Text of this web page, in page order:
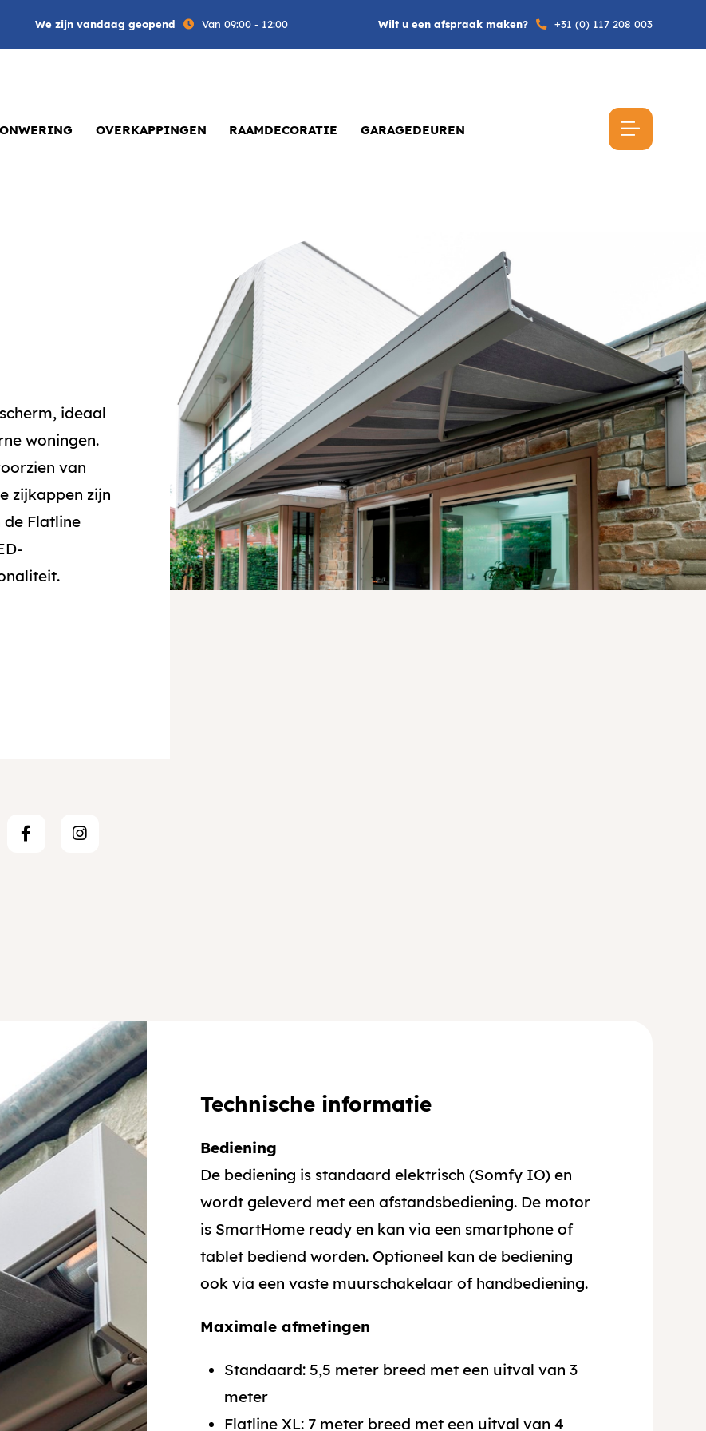
We zijn vandaag geopend Van 09:00 - 12:00 Wilt u een afspraak maken? +31 (0) 117 208 003
OVERKAPPINGEN RAAMDECORATIE GARAGEDEUREN
ideaal
woningen.
van
zijkappen zijn
de Flatline
Technische informatie
Bediening
De bediening is standaard elektrisch (Somfy IO) en
wordt geleverd met een afstandsbediening. De motor
is SmartHome ready en kan via een smartphone of
tablet bediend worden. Optioneel kan de bediening
ook via een vaste muurschakelaar of handbediening.
Maximale afmetingen
Standaard: 5,5 meter breed met een uitval van 3
meter
Flatline XL: 7 meter breed met een uitval van 4